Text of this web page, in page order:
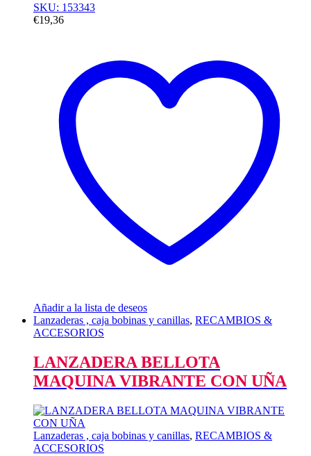
SKU: 153343
€19,36
Añadir a la lista de deseos
Lanzaderas , caja bobinas y canillas, RECAMBIOS &
ACCESORIOS
LANZADERA BELLOTA
MAQUINA VIBRANTE CON UÑA
Lanzaderas , caja bobinas y canillas, RECAMBIOS &
ACCESORIOS